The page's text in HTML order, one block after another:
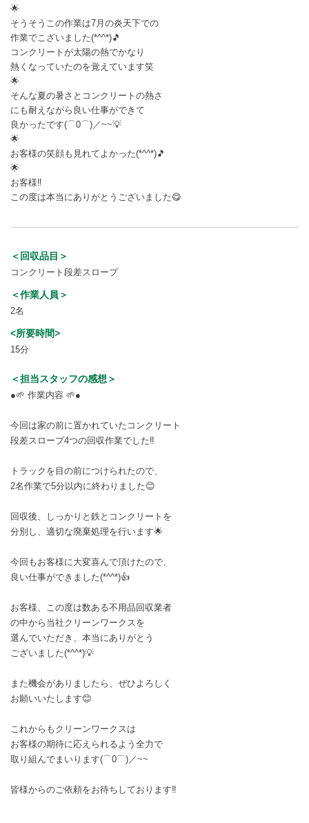
🌟
そうそうこの作業は7月の炎天下での
作業でこざいました(*^^*)🎵
コンクリートが太陽の熱でかなり
熱くなっていたのを覚えています笑
🌟
そんな夏の暑さとコンクリートの熱さ
にも耐えながら良い仕事ができて
良かったです(⌒0⌒)／~~💡
🌟
お客様の笑顔も見れてよかった(*^^*)🎵
🌟
お客様‼️
この度は本当にありがとうございました😋
＜回収品目＞
コンクリート段差スロープ
＜作業人員＞
2名
<所要時間>
15分
＜担当スタッフの感想＞
●🌱 作業内容 🌱●
今回は家の前に置かれていたコンクリート
段差スロープ4つの回収作業でした‼️
トラックを目の前につけられたので、
2名作業で5分以内に終わりました😊
回収後、しっかりと鉄とコンクリートを
分別し、適切な廃棄処理を行います🌟
今回もお客様に大変喜んで頂けたので、
良い仕事ができました(*^^*)👍
お客様、この度は数ある不用品回収業者
の中から当社クリーンワークスを
選んでいただき、本当にありがとう
ございました(*^^*)💡
また機会がありましたら、ぜひよろしく
お願いいたします😊
これからもクリーンワークスは
お客様の期待に応えられるよう全力で
取り組んでまいります(⌒0⌒)／~~
皆様からのご依頼をお待ちしております‼️